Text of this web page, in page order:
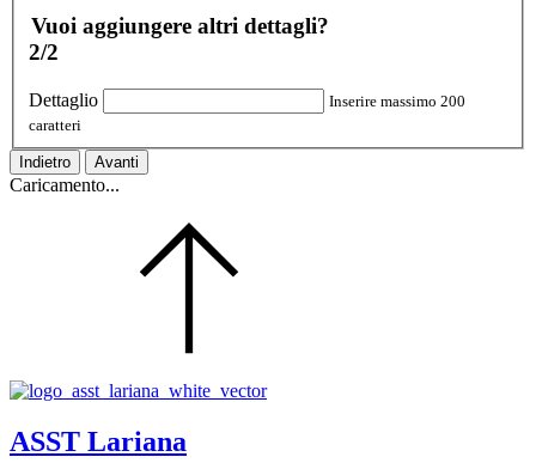
Vuoi aggiungere altri dettagli?
2/2
Dettaglio
Inserire massimo 200
caratteri
Indietro Avanti
Caricamento...
ASST Lariana